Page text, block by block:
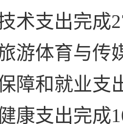
术支出完成
游体育与传
障和就业支
康支出完成